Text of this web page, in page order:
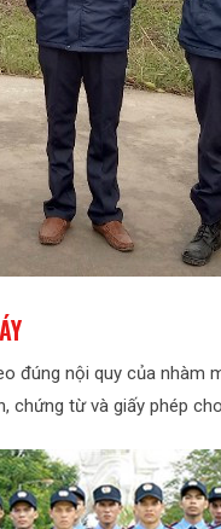
đúng nội quy của nhàm
chứng từ và giấy phép